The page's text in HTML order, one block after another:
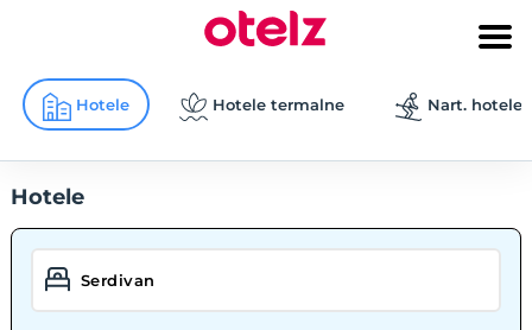
Hotele Hotele termalne Nart. hotele
Hotele